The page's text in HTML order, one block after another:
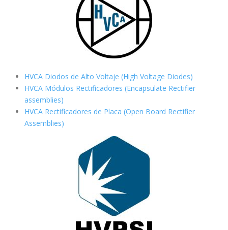
HVCA Diodos de Alto Voltaje (High Voltage Diodes)
HVCA Módulos Rectificadores (Encapsulate Rectifier
assemblies)
HVCA Rectificadores de Placa (Open Board Rectifier
Assemblies)